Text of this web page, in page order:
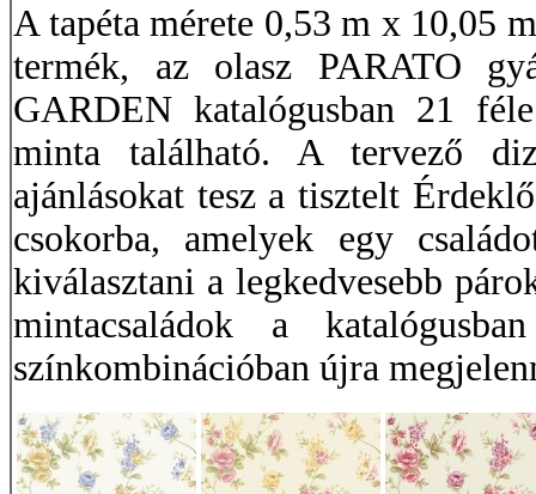
A tapéta mérete 0,53 m x 10,05
termék, az olasz PARATO
GARDEN katalógusban 21
minta található. A tervező
ajánlásokat tesz a tisztelt
csokorba, amelyek egy
kiválasztani a legkedvesebb
mintacsaládok a
színkombinációban újra